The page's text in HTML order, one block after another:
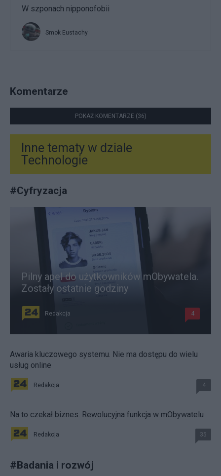
W szponach nipponofobii
Smok Eustachy
Komentarze
POKAŻ KOMENTARZE (36)
Inne tematy w dziale
Technologie
#Cyfryzacja
Pilny apel do użytkowników mObywatela.
Zostały ostatnie godziny
Redakcja 4
Awaria kluczowego systemu. Nie ma dostępu do wielu
usług online
Redakcja 4
Na to czekał biznes. Rewolucyjna funkcja w mObywatelu
Redakcja 35
#Badania i rozwój